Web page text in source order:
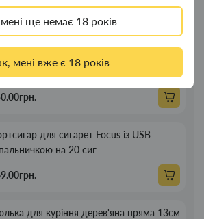
ще немає 18 років
мені вже є 18 років
для водного "Граната Ф1" - ковпак
для сигарет Focus із USB
на 20 сиг
для куріння дерев'яна пряма 13см